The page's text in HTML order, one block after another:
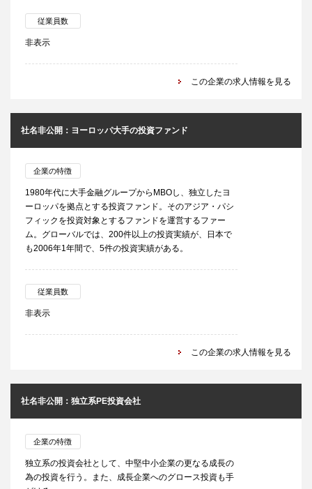
従業員数
非表示
この企業の求人情報を見る
社名非公開：ヨーロッパ大手の投資ファンド
企業の特徴
1980年代に大手金融グループからMBOし、独立したヨ
ーロッパを拠点とする投資ファンド。そのアジア・パシ
フィックを投資対象とするファンドを運営するファー
ム。グローバルでは、200件以上の投資実績が、日本で
も2006年1年間で、5件の投資実績がある。
従業員数
非表示
この企業の求人情報を見る
社名非公開：独立系PE投資会社
企業の特徴
独立系の投資会社として、中堅中小企業の更なる成長の
為の投資を行う。また、成長企業へのグロース投資も手